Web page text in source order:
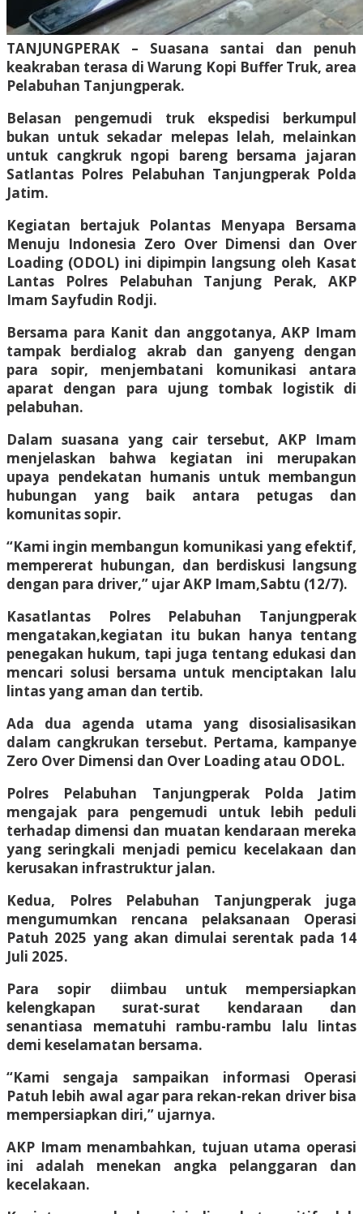
TANJUNGPERAK – Suasana santai dan penuh
keakraban terasa di Warung Kopi Buffer Truk, area
Pelabuhan Tanjungperak.
Belasan pengemudi truk ekspedisi berkumpul
bukan untuk sekadar melepas lelah, melainkan
untuk cangkruk ngopi bareng bersama jajaran
Satlantas Polres Pelabuhan Tanjungperak Polda
Jatim.
Kegiatan bertajuk Polantas Menyapa Bersama
Menuju Indonesia Zero Over Dimensi dan Over
Loading (ODOL) ini dipimpin langsung oleh Kasat
Lantas Polres Pelabuhan Tanjung Perak, AKP
Imam Sayfudin Rodji.
Bersama para Kanit dan anggotanya, AKP Imam
tampak berdialog akrab dan ganyeng dengan
para sopir, menjembatani komunikasi antara
aparat dengan para ujung tombak logistik di
pelabuhan.
Dalam suasana yang cair tersebut, AKP Imam
menjelaskan bahwa kegiatan ini merupakan
upaya pendekatan humanis untuk membangun
hubungan yang baik antara petugas dan
komunitas sopir.
“Kami ingin membangun komunikasi yang efektif,
mempererat hubungan, dan berdiskusi langsung
dengan para driver,” ujar AKP Imam,Sabtu (12/7).
Kasatlantas Polres Pelabuhan Tanjungperak
mengatakan,kegiatan itu bukan hanya tentang
penegakan hukum, tapi juga tentang edukasi dan
mencari solusi bersama untuk menciptakan lalu
lintas yang aman dan tertib.
Ada dua agenda utama yang disosialisasikan
dalam cangkrukan tersebut. Pertama, kampanye
Zero Over Dimensi dan Over Loading atau ODOL.
Polres Pelabuhan Tanjungperak Polda Jatim
mengajak para pengemudi untuk lebih peduli
terhadap dimensi dan muatan kendaraan mereka
yang seringkali menjadi pemicu kecelakaan dan
kerusakan infrastruktur jalan.
Kedua, Polres Pelabuhan Tanjungperak juga
mengumumkan rencana pelaksanaan Operasi
Patuh 2025 yang akan dimulai serentak pada 14
Juli 2025.
Para sopir diimbau untuk mempersiapkan
kelengkapan surat-surat kendaraan dan
senantiasa mematuhi rambu-rambu lalu lintas
demi keselamatan bersama.
“Kami sengaja sampaikan informasi Operasi
Patuh lebih awal agar para rekan-rekan driver bisa
mempersiapkan diri,” ujarnya.
AKP Imam menambahkan, tujuan utama operasi
ini adalah menekan angka pelanggaran dan
kecelakaan.